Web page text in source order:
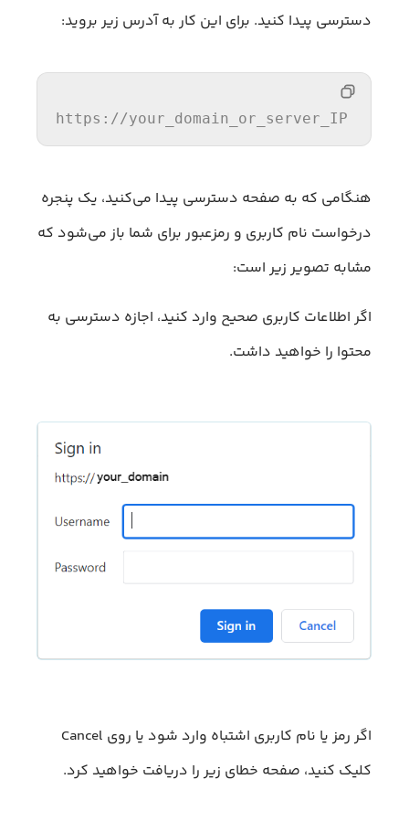
دسترسی پیدا کنید. برای این کار به آدرس زیر بروید:
https: //your_domain_or_server_IP
هنگامی که به صفحه دسترسی پیدا می‌کنید، یک پنجره
درخواست نام کاربری و رمزعبور برای شما باز می‌شود که
مشابه تصویر زیر است:
اگر اطلاعات کاربری صحیح وارد کنید، اجازه دسترسی به
محتوا را خواهید داشت.
اگر رمز یا نام کاربری اشتباه وارد شود یا روی Cancel
کلیک کنید، صفحه خطای زیر را دریافت خواهید کرد.